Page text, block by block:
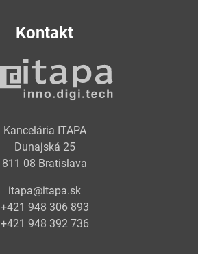
Kontakt
Kancelária ITAPA
Dunajská 25
811 08 Bratislava
itapa@itapa.sk
+421 948 306 893
+421 948 392 736